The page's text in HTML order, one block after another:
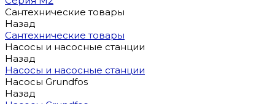
Сантехнические товары
Назад
Сантехнические товары
Насосы и насосные станции
Назад
Насосы и насосные станции
Насосы Grundfos
Назад